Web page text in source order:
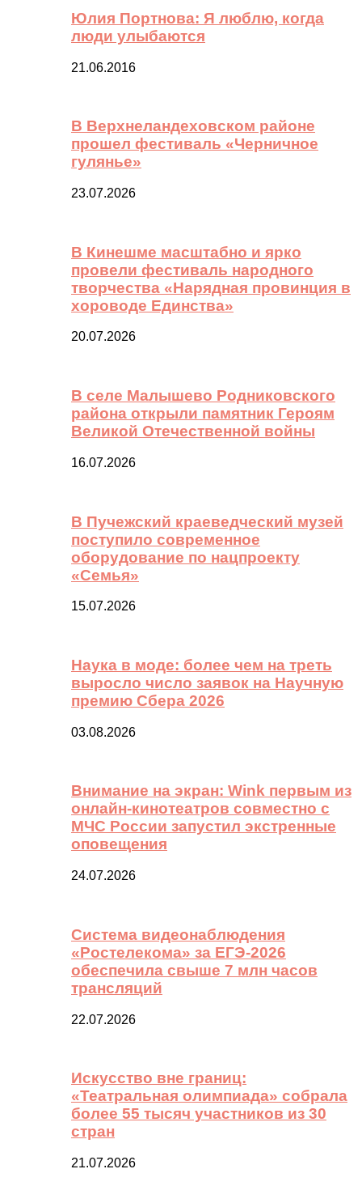
Юлия Портнова: Я люблю, когда
люди улыбаются
21.06.2016
В Верхнеландеховском районе
прошел фестиваль «Черничное
гулянье»
23.07.2026
В Кинешме масштабно и ярко
провели фестиваль народного
творчества «Нарядная провинция в
хороводе Единства»
20.07.2026
В селе Малышево Родниковского
района открыли памятник Героям
Великой Отечественной войны
16.07.2026
В Пучежский краеведческий музей
поступило современное
оборудование по нацпроекту
«Семья»
15.07.2026
Наука в моде: более чем на треть
выросло число заявок на Научную
премию Сбера 2026
03.08.2026
Внимание на экран: Wink первым из
онлайн-кинотеатров совместно с
МЧС России запустил экстренные
оповещения
24.07.2026
Система видеонаблюдения
«Ростелекома» за ЕГЭ-2026
обеспечила свыше 7 млн часов
трансляций
22.07.2026
Искусство вне границ:
«Театральная олимпиада» собрала
более 55 тысяч участников из 30
стран
21.07.2026